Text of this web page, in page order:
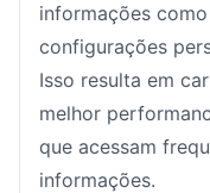
informações
configurações
Isso resulta em
melhor
que acessam
informações.